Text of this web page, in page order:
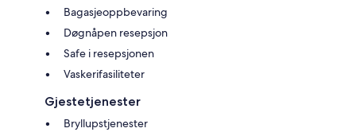
Bagasjeoppbevaring
Døgnåpen resepsjon
Safe i resepsjonen
Vaskerifasiliteter
Gjestetjenester
Bryllupstjenester